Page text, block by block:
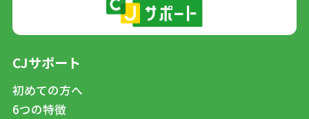
CJサポート
初めての方へ
6つの特徴